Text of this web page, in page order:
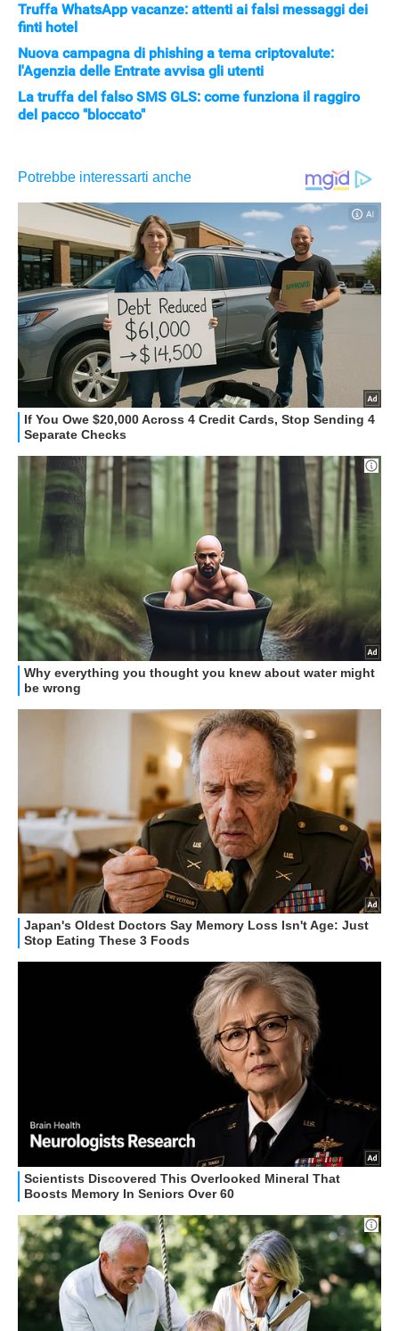
HOW TO
Truffa WhatsApp vacanze: attenti ai falsi messaggi dei
finti hotel
Nuova campagna di phishing a tema criptovalute:
l'Agenzia delle Entrate avvisa gli utenti
La truffa del falso SMS GLS: come funziona il raggiro
del pacco "bloccato"